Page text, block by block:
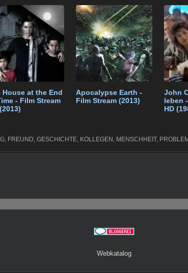
gr
a
m
e
n
House at the End
- Film Stream
Apocalypse Earth -
Film Stream (2013)
John
leben
HD
, FREUND, GESCHICHTE, KOLLEGEN , MENSCHHEIT,
Webkatalog